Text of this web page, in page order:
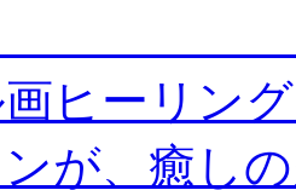
ヒーリン
が、癒し